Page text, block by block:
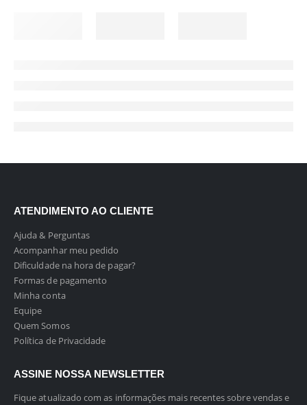
ATENDIMENTO AO CLIENTE
Ajuda & Perguntas
Acompanhar meu pedido
Dificuldade na hora de pagar?
Formas de pagamento
Minha conta
Equipe
Quem Somos
Política de Privacidade
ASSINE NOSSA NEWSLETTER
Fique atualizado com as informações mais recentes sobre vendas e